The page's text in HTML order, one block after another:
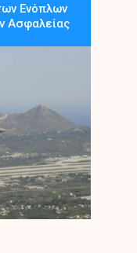
Ενόπλων
Ασφαλείας